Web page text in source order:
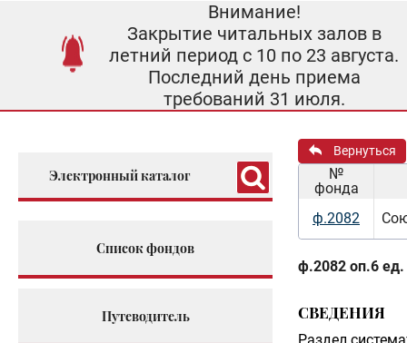
Внимание!
Закрытие читальных залов в
летний период с 10 по 23 августа.
Последний день приема
требований 31 июля.
Электронный каталог
Список фондов
Путеводитель
Вернуться
№
фонда
ф.2082
ф.2082 оп.6 ед.
СВЕДЕНИЯ